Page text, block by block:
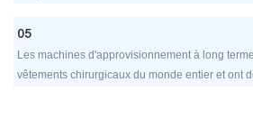
05
Les machines d'approvisionnement à long
vêtements chirurgicaux du monde entier et ont